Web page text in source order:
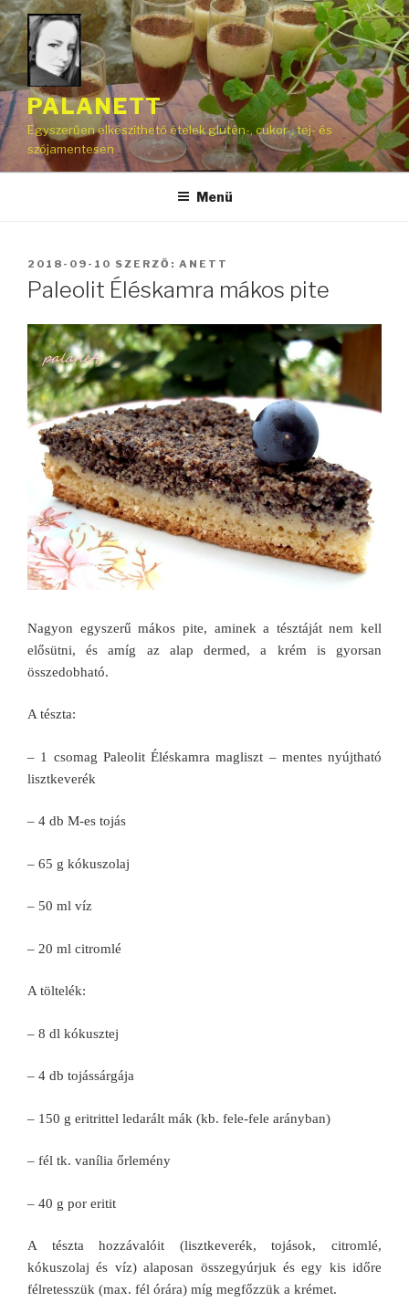
Tartalomhoz
PALANETT
Egyszerűen elkészíthető ételek glutén-, cukor-, tej- és
szójamentesen
Menü
BEKÜLDVE:
2018-09-10 SZERZŐ: ANETT
Paleolit Éléskamra mákos pite
Nagyon egyszerű mákos pite, aminek a tésztáját nem kell
elősütni, és amíg az alap dermed, a krém is gyorsan
összedobható.
A tészta:
– 1 csomag Paleolit Éléskamra magliszt – mentes nyújtható
lisztkeverék
– 4 db M-es tojás
– 65 g kókuszolaj
– 50 ml víz
– 20 ml citromlé
A töltelék:
– 8 dl kókusztej
– 4 db tojássárgája
– 150 g eritrittel ledarált mák (kb. fele-fele arányban)
– fél tk. vanília őrlemény
– 40 g por eritit
A tészta hozzávalóit (lisztkeverék, tojások, citromlé,
kókuszolaj és víz) alaposan összegyúrjuk és egy kis időre
félretesszük (max. fél órára) míg megfőzzük a krémet.